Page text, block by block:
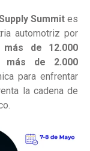
Summites
automotriz por
más de 12.000
más de 2.000
para enfrentar
la cadena de